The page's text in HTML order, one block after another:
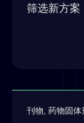
筛选新方案
刊物 药物固体